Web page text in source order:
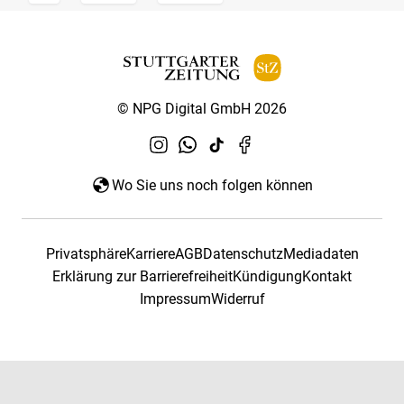
© NPG Digital GmbH 2026
Wo Sie uns noch folgen können
PrivatsphäreKarriereAGBDatenschutzMediadaten
Erklärung zur BarrierefreiheitKündigungKontakt
ImpressumWiderruf